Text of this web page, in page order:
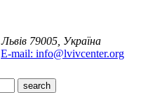
Львів 79005, Україна
E-mail: info@lvivcenter.org
search